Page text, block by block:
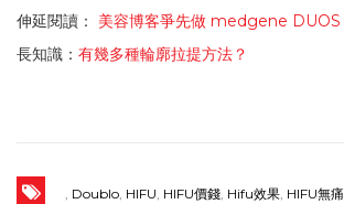
伸延閱讀：
美容博客爭先做 medgene DUOS
長知識： 有幾多種輪廓拉提方法？
, Doublo, HIFU, HIFU價錢, Hifu效果, HIFU無痛